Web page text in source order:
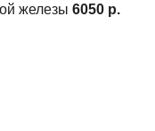
железы 6050 р.